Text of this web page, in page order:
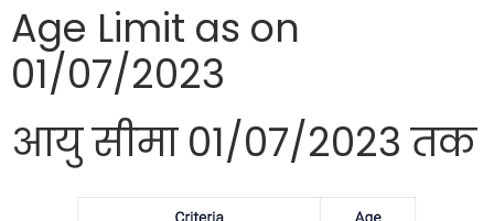
Age Limit as on
01/07/2023
आयु सीमा 01/07/2023 तक